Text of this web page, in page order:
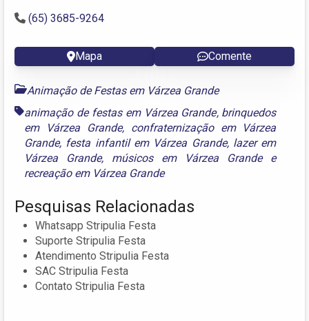
(65) 3685-9264
Mapa Comente
Animação de Festas em Várzea Grande
animação de festas em Várzea Grande, brinquedos
em Várzea Grande, confraternização em Várzea
Grande, festa infantil em Várzea Grande, lazer em
Várzea Grande, músicos em Várzea Grandee
recreação em Várzea Grande
Pesquisas Relacionadas
Whatsapp Stripulia Festa
Suporte Stripulia Festa
Atendimento Stripulia Festa
SAC Stripulia Festa
Contato Stripulia Festa